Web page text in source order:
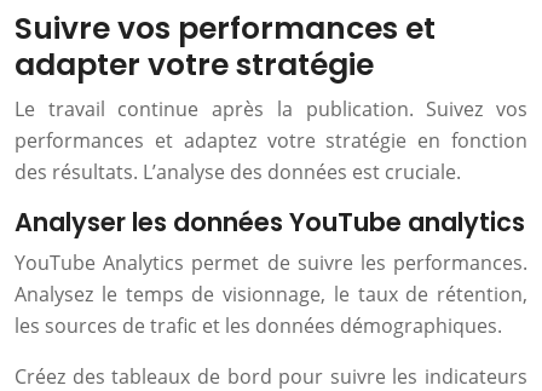
Suivre vos performances et
adapter votre stratégie
Le travail continue après la publication. Suivez vos
performances et adaptez votre stratégie en fonction
des résultats. L’analyse des données est cruciale.
Analyser les données YouTube analytics
YouTube Analytics permet de suivre les performances.
Analysez le temps de visionnage, le taux de rétention,
les sources de trafic et les données démographiques.
Créez des tableaux de bord pour suivre les indicateurs